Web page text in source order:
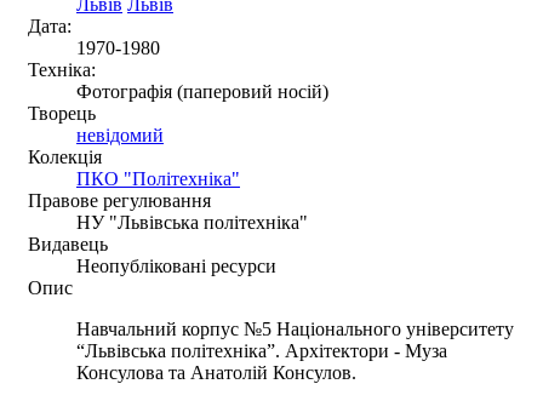
Дата:
1970-1980
Техніка:
Фотографія (паперовий носій)
Творець
невідомий
Колекція
ПКО "Політехніка"
Правове регулювання
НУ "Львівська політехніка"
Видавець
Неопубліковані ресурси
Опис
Навчальний корпус №5 Національного університету
“Львівська політехніка”. Архітектори - Муза
Консулова та Анатолій Консулов.